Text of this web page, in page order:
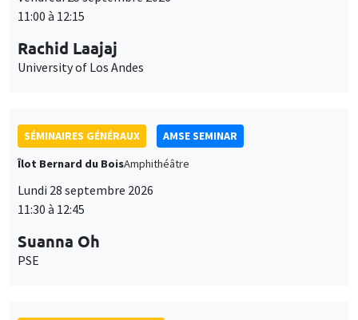
11:00 à 12:15
Rachid Laajaj
University of Los Andes
SÉMINAIRES GÉNÉRAUX
AMSE SEMINAR
Îlot Bernard du BoisAmphithéâtre
Lundi 28 septembre 2026
11:30 à 12:45
Suanna Oh
PSE